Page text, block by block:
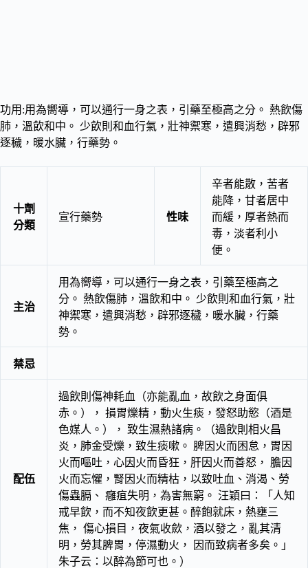
功用:用為嚮導，可以通行一身之表，引藥至極高之分。 熱飲傷
肺，溫飲和中。 少飲則和血行氣，壯神禦寒，遣興消愁，辟邪
逐穢，暖水臟，行藥勢。
十劑
分類
宣行藥勢 性味
辛者能散，苦者
能降，甘者居中
而緩，厚者熱而
毒，淡者利小
便。
主治
用為嚮導，可以通行一身之表，引藥至極高之
分。 熱飲傷肺，溫飲和中。 少飲則和血行氣，壯
神禦寒，遣興消愁，辟邪逐穢，暖水臟，行藥
勢。
禁忌
配伍
過飲則傷神耗血（亦能亂血，故飲之身面俱
赤。）， 損胃爍精，動火生痰，發怒助慾（酒是
色媒人。）， 致生濕熱諸病。（過飲則相火昌
炎，肺金受爍，致生痰嗽。 脾因火而困怠，胃因
火而嘔吐，心因火而昏狂，肝因火而善怒， 膽因
火而忘懼，腎因火而精枯，以致吐血、消渴、勞
傷蟲膈、 癰疽失明，為害無窮。 汪穎曰：「人知
戒早飲，而不知夜飲更甚。醉飽就床，熱壅三
焦， 傷心損目，夜氣收歛，酒以發之，亂其清
明，勞其脾胃，停濕動火， 因而致病者多矣。」
朱子云：以醉為節可也。）